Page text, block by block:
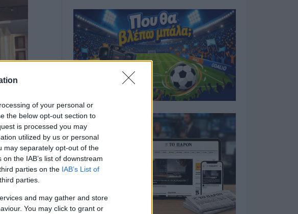
of your personal or
the below opt-out section to
is processed you may
utilized by us or personal
may separately opt-out of the
the IAB’s list of downstream
parties on the IAB’s List of
parties.
and may gather and store
You may click to grant or
που